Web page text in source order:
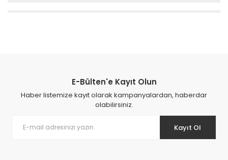
E-Bülten'e Kayıt Olun
Haber listemize kayıt olarak kampanyalardan, haberdar
olabilirsiniz.
Kayıt Ol